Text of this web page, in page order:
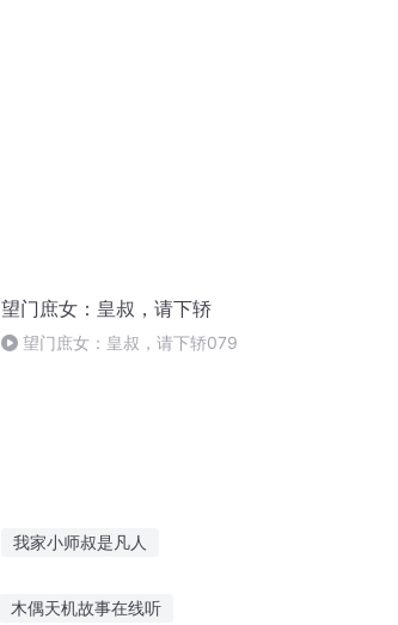
望门庶女：皇叔，请下轿
望门庶女：皇叔，请下轿079
我家小师叔是凡人
木偶天机故事在线听